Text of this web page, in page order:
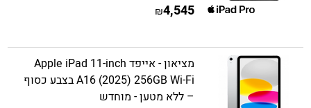
4,545
₪
מציאון - אייפד Apple iPad 11-inch
A16 (2025) 256GB Wi-Fi בצבע כסוף
– ללא מטען - מוחדש